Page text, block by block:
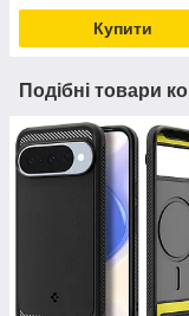
Купити
Подібні товари